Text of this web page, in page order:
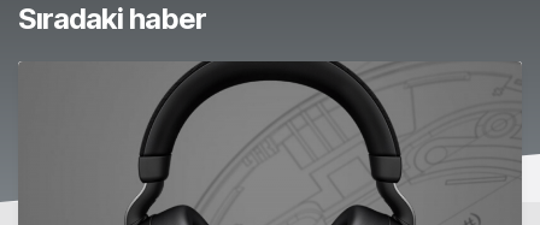
Sıradaki haber